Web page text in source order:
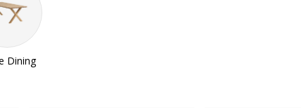
Dining